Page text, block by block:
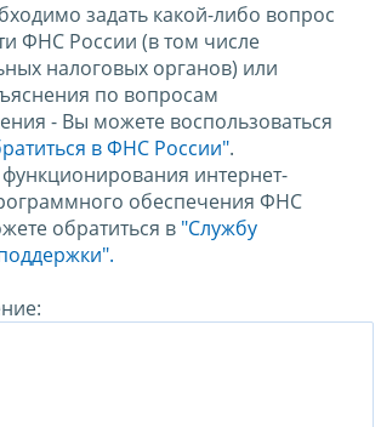
задать какой-либо вопрос
ФНС России (в том числе
налоговых органов) или
по вопросам
- Вы можете воспользоваться
в ФНС России".
интернет-
обеспечения ФНС
обратиться в "Службу